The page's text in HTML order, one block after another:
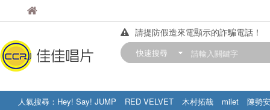
佳佳唱片
請提防假造來電顯示的詐騙電話！
【中華門市營業時間調整公告】
快速搜尋
人氣搜尋： Hey! Say! JUMP RED VELVET 木村拓哉 milet
陳勢安